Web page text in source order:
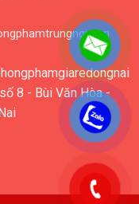
8 - Bùi Văn Hòa -
.
.